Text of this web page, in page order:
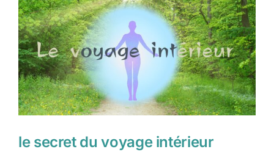
l'image
agrandie
le secret du voyage intérieur